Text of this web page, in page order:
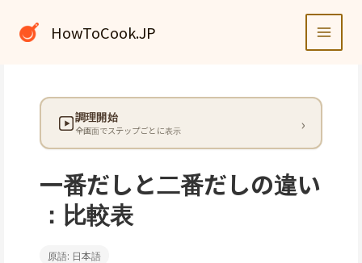
HowToCook.JP
調理開始
全画面でステップごとに表示
一番だしと二番だしの違い
：比較表
原語: 日本語